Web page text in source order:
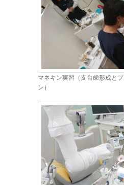
マネキン実習（支台歯形成と
ン）